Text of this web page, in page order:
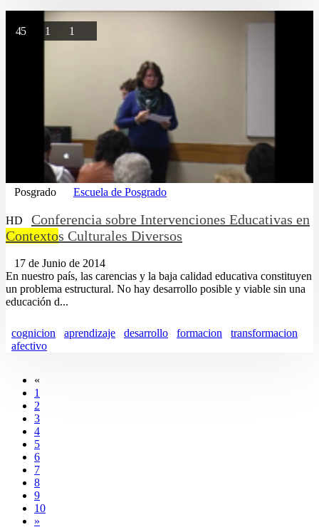
45 1 1
Posgrado Escuela de Posgrado
HD
Conferencia sobre Intervenciones Educativas en
Contextos Culturales Diversos
17 de Junio de 2014
En nuestro país, las carencias y la baja calidad educativa constituyen
un problema estructural. No hay desarrollo posible y viable sin una
educación d...
cognicion aprendizaje desarrollo formacion
transformacion
afectivo
«
1
2
3
4
5
6
7
8
9
10
»